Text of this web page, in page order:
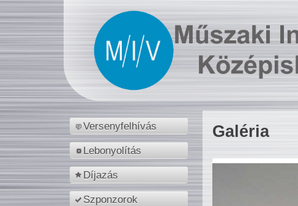
Versenyfelhívás
Lebonyolítás
Díjazás
Szponzorok
Galéria